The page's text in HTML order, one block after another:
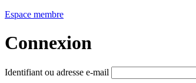
Espace membre
Connexion
Identifiant ou adresse e-mail